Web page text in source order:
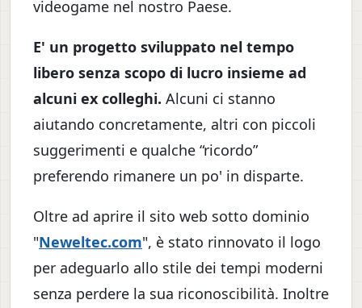
videogame nel nostro Paese.
E' un progetto sviluppato nel tempo
libero senza scopo di lucro insieme ad
alcuni ex colleghi. Alcuni ci stanno
aiutando concretamente, altri con piccoli
suggerimenti e qualche “ricordo”
preferendo rimanere un po' in disparte.
Oltre ad aprire il sito web sotto dominio
"Neweltec.com", è stato rinnovato il logo
per adeguarlo allo stile dei tempi moderni
senza perdere la sua riconoscibilità. Inoltre